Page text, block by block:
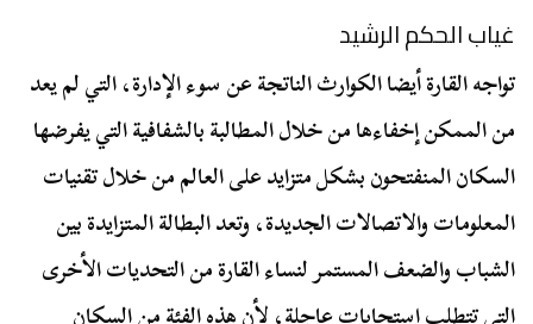
غياب الحكم الرشيد
تواجه القارة أيضا الكوارث الناتجة عن سوء الإدارة، التي لم يعد
من الممكن إخفاءها من خلال المطالبة بالشفافية التي يفرضها
السكان المنفتحون بشكل متزايد على العالم من خلال تقنيات
المعلومات والاتصالات الجديدة، وتعد البطالة المتزايدة بين
الشباب والضعف المستمر لنساء القارة من التحديات الأخرى